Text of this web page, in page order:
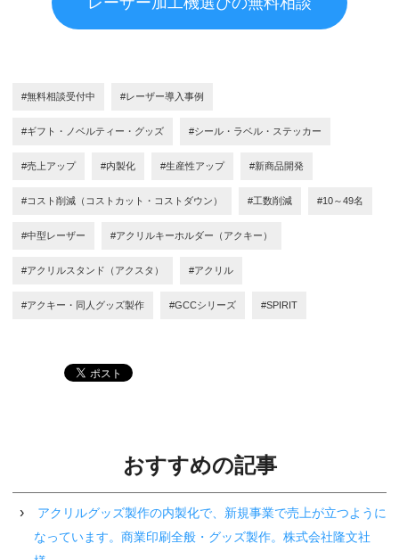
#無料相談受付中 #レーザー導入事例
#ギフト・ノベルティー・グッズ #シール・ラベル・ステッカー
#売上アップ #内製化 #生産性アップ #新商品開発
#コスト削減（コストカット・コストダウン） #工数削減 #10～49名
#中型レーザー #アクリルキーホルダー（アクキー）
#アクリルスタンド（アクスタ） #アクリル
#アクキー・同人グッズ製作 #GCCシリーズ #SPIRIT
おすすめの記事
アクリルグッズ製作の内製化で、新規事業で売上が立つように
なっています。商業印刷全般・グッズ製作。株式会社隆文社